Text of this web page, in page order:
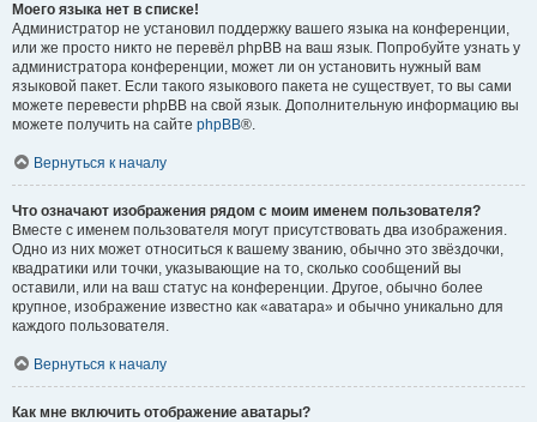
Моего языка нет в списке!
Администратор не установил поддержку вашего языка на конференции,
или же просто никто не перевёл phpBB на ваш язык. Попробуйте узнать у
администратора конференции, может ли он установить нужный вам
языковой пакет. Если такого языкового пакета не существует, то вы сами
можете перевести phpBB на свой язык. Дополнительную информацию вы
можете получить на сайте phpBB®.
Вернуться к началу
Что означают изображения рядом с моим именем пользователя?
Вместе с именем пользователя могут присутствовать два изображения.
Одно из них может относиться к вашему званию, обычно это звёздочки,
квадратики или точки, указывающие на то, сколько сообщений вы
оставили, или на ваш статус на конференции. Другое, обычно более
крупное, изображение известно как «аватара» и обычно уникально для
каждого пользователя.
Вернуться к началу
Как мне включить отображение аватары?